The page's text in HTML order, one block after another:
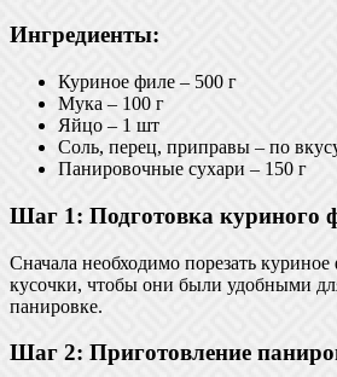
Ингредиенты:
Куриное филе – 500 г
Мука – 100 г
Яйцо – 1 шт
Соль, перец, приправы – по
Панировочные сухари – 150 г
Шаг 1: Подготовка куриного
Сначала необходимо порезать
кусочки, чтобы они были удобными
панировке.
Шаг 2: Приготовление